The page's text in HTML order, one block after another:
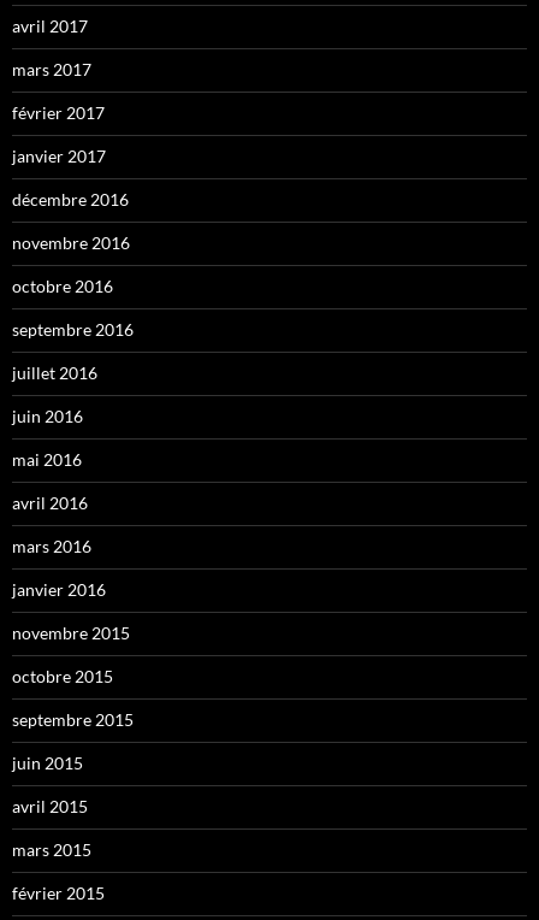
avril 2017
mars 2017
février 2017
janvier 2017
décembre 2016
novembre 2016
octobre 2016
septembre 2016
juillet 2016
juin 2016
mai 2016
avril 2016
mars 2016
janvier 2016
novembre 2015
octobre 2015
septembre 2015
juin 2015
avril 2015
mars 2015
février 2015